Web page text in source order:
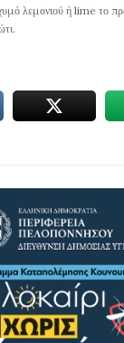
λεμονιού ή lime το